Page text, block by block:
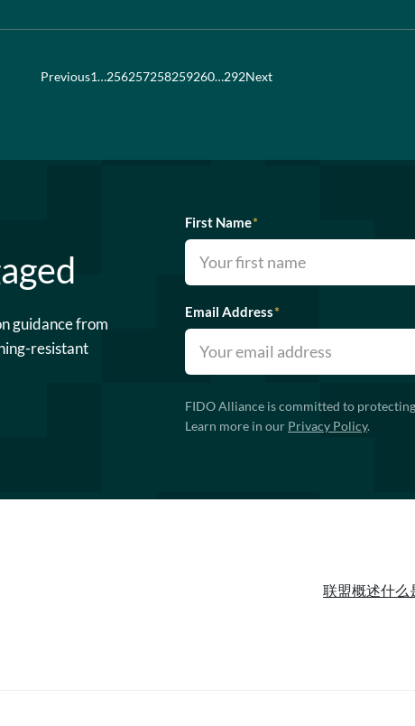
Previous1…256257258259260…292Next
guidance from
resistant
First Name*
Email Address*
FIDO Alliance is committed to
Learn more in our Privacy Policy.
联盟概述什么